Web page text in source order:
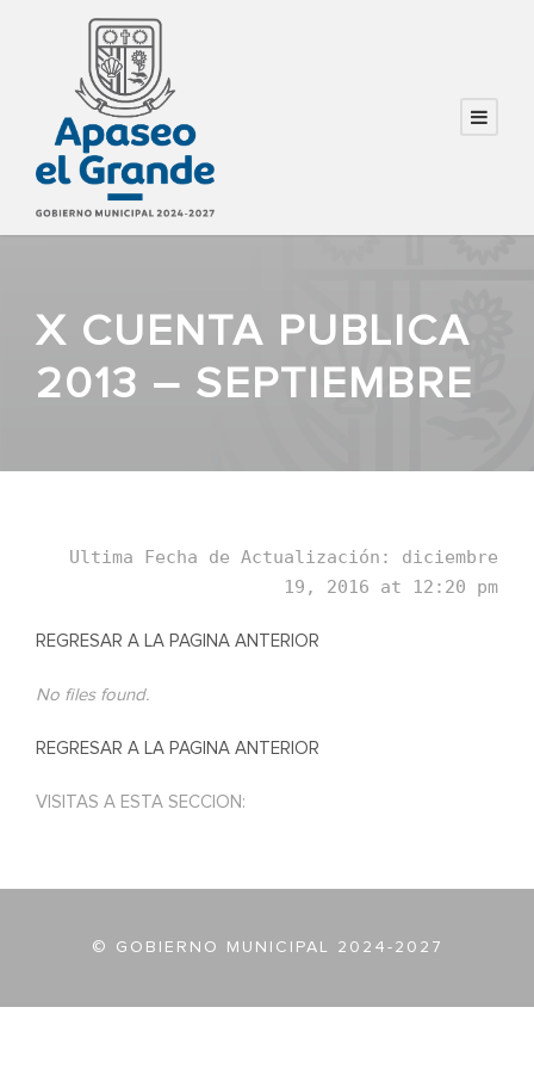
X CUENTA PUBLICA
2013 – SEPTIEMBRE
Ultima Fecha de Actualización: diciembre
19, 2016 at 12:20 pm
REGRESAR A LA PAGINA ANTERIOR
No files found.
REGRESAR A LA PAGINA ANTERIOR
VISITAS A ESTA SECCION:
© GOBIERNO MUNICIPAL 2024-2027